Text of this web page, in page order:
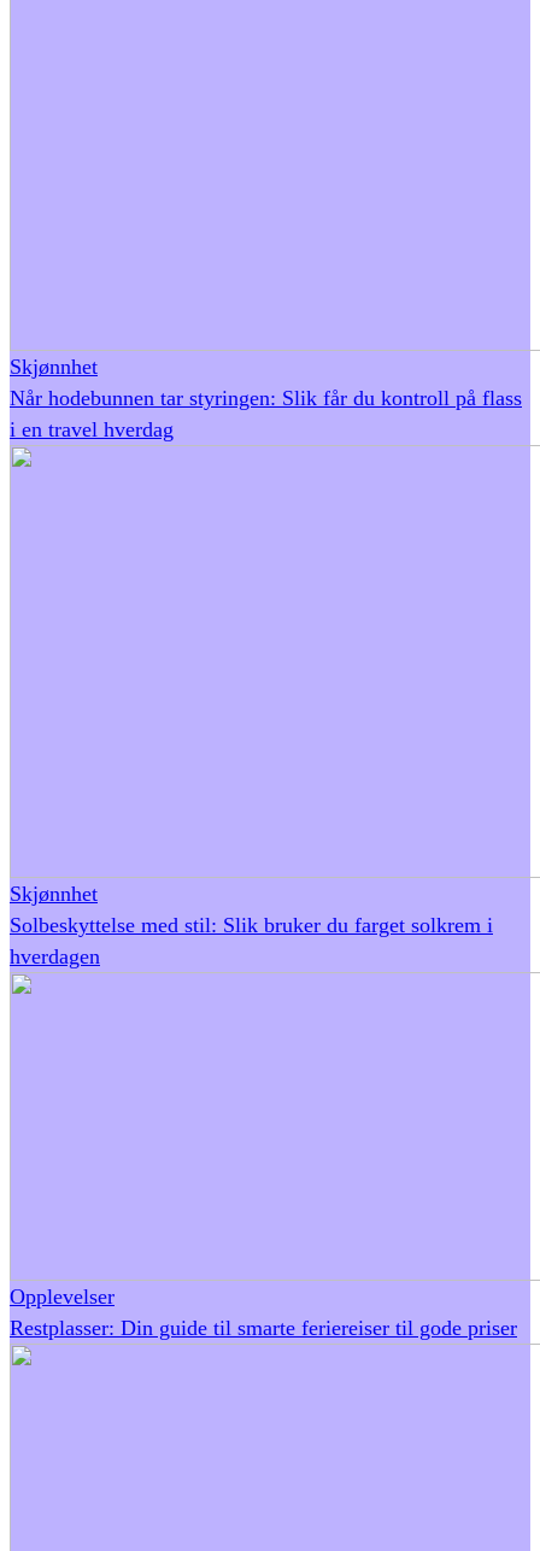
Skjønnhet
Når hodebunnen tar styringen: Slik får du kontroll på flass
i en travel hverdag
Skjønnhet
Solbeskyttelse med stil: Slik bruker du farget solkrem i
hverdagen
Opplevelser
Restplasser: Din guide til smarte feriereiser til gode priser